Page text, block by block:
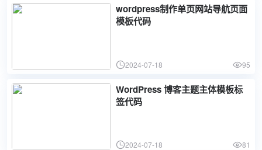
wordpress制作单页网站导航页面
模板代码
2024-07-18 95
WordPress 博客主题主体模板标
签代码
2024-07-18 81